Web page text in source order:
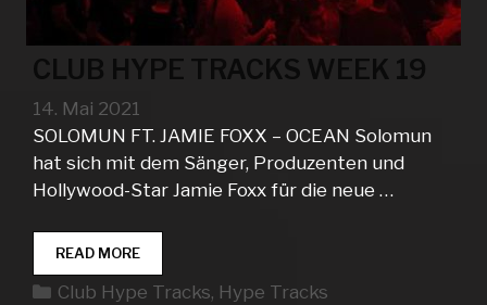
CLUB HYPE TRACKS WEEK 19
14. Mai 2021
SOLOMUN FT. JAMIE FOXX – OCEAN Solomun
hat sich mit dem Sänger, Produzenten und
Hollywood-Star Jamie Foxx für die neue …
READ MORECLUB
HYPE
TRACKS
Kategorien
Club Hype Tracks, Hype Tracks